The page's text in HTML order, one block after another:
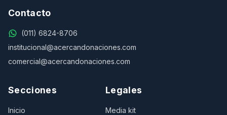
Contacto
(011) 6824-8706
institucional@acercandonaciones.com
comercial@acercandonaciones.com
Secciones
Inicio
Legales
Media kit